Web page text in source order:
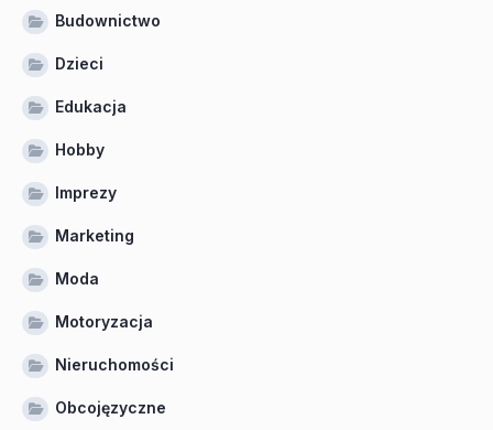
Budownictwo
Dzieci
Edukacja
Hobby
Imprezy
Marketing
Moda
Motoryzacja
Nieruchomości
Obcojęzyczne